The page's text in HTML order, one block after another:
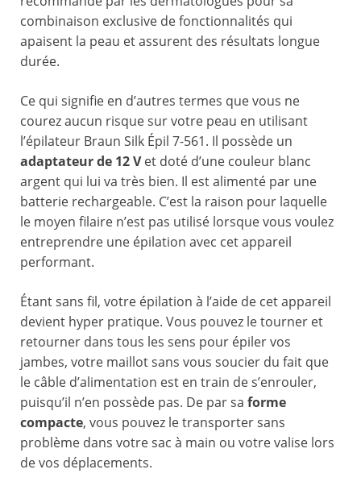
combinaison exclusive de fonctionnalités qui
apaisent la peau et assurent des résultats longue
durée.
Ce qui signifie en d’autres termes que vous ne
courez aucun risque sur votre peau en utilisant
l’épilateur Braun Silk Épil 7-561. Il possède un
adaptateur de 12 Vet doté d’une couleur blanc
argent qui lui va très bien. Il est alimenté par une
batterie rechargeable. C’est la raison pour laquelle
le moyen filaire n’est pas utilisé lorsque vous voulez
entreprendre une épilation avec cet appareil
performant.
Étant sans fil, votre épilation à l’aide de cet appareil
devient hyper pratique. Vous pouvez le tourner et
retourner dans tous les sens pour épiler vos
jambes, votre maillot sans vous soucier du fait que
le câble d’alimentation est en train de s’enrouler,
puisqu’il n’en possède pas. De par sa forme
compacte, vous pouvez le transporter sans
problème dans votre sac à main ou votre valise lors
de vos déplacements.